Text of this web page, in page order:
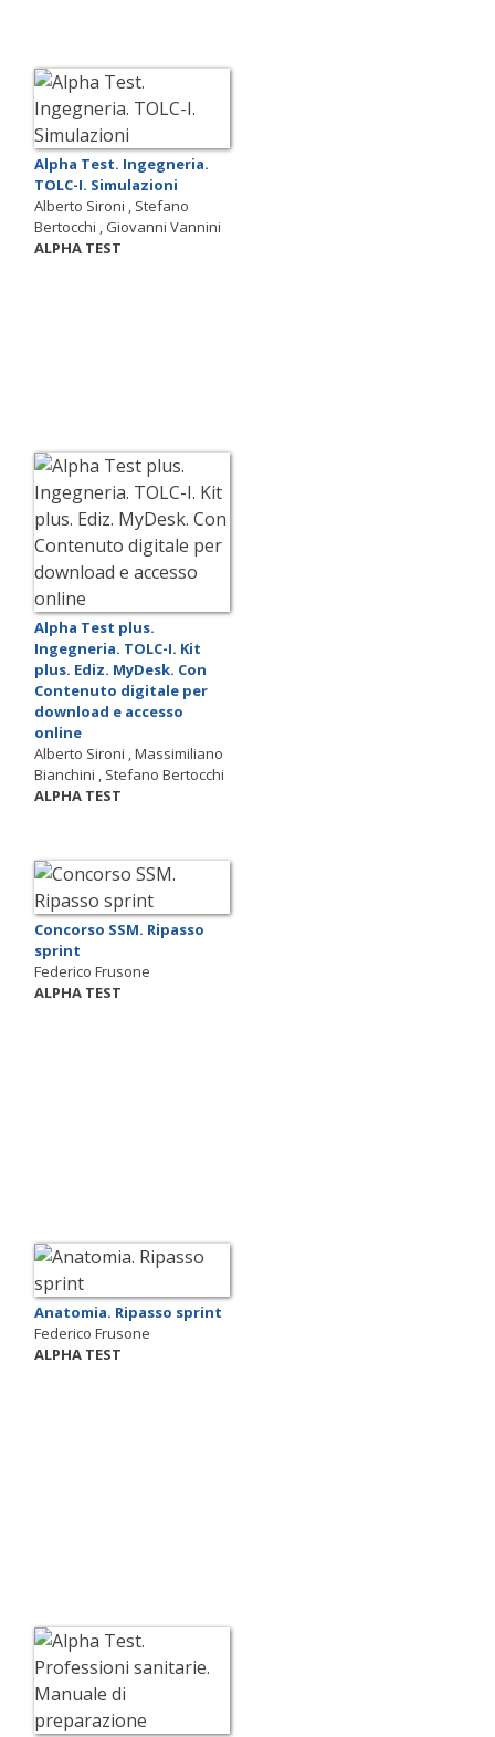
Alpha Test. Ingegneria.
TOLC-I. Simulazioni
Alberto Sironi , Stefano
Bertocchi , Giovanni Vannini
ALPHA TEST
Alpha Test plus.
Ingegneria. TOLC-I. Kit
plus. Ediz. MyDesk. Con
Contenuto digitale per
download e accesso
online
Alberto Sironi , Massimiliano
Bianchini , Stefano Bertocchi
ALPHA TEST
Concorso SSM. Ripasso
sprint
Federico Frusone
ALPHA TEST
Anatomia. Ripasso sprint
Federico Frusone
ALPHA TEST